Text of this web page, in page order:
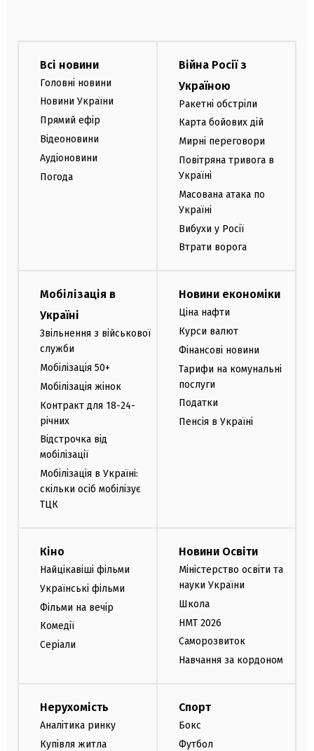
Всі новини
Головні новини
Новини України
Прямий ефір
Відеоновини
Аудіоновини
Погода
Війна Росії з
Україною
Ракетні обстріли
Карта бойових дій
Мирні переговори
Повітряна тривога в
Україні
Масована атака по
Україні
Вибухи у Росії
Втрати ворога
Мобілізація в
Україні
Звільнення з військової
служби
Мобілізація 50+
Мобілізація жінок
Контракт для 18-24-
річних
Відстрочка від
мобілізації
Мобілізація в Україні:
скільки осіб мобілізує
ТЦК
Новини економіки
Ціна нафти
Курси валют
Фінансові новини
Тарифи на комунальні
послуги
Податки
Пенсія в Україні
Кіно
Найцікавіші фільми
Українські фільми
Фільми на вечір
Комедії
Серіали
Новини Освіти
Міністерство освіти та
науки України
Школа
НМТ 2026
Саморозвиток
Навчання за кордоном
Нерухомість
Аналітика ринку
Купівля житла
Спорт
Бокс
Футбол